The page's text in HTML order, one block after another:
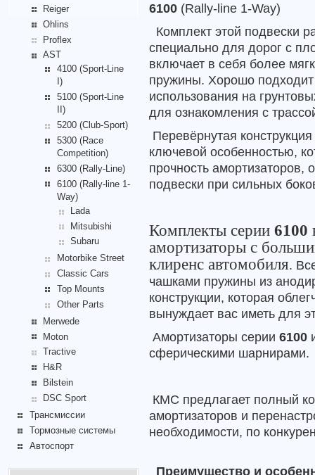
Reiger
Ohlins
Proflex
AST
4100 (Sport-Line
I)
5100 (Sport-Line
II)
5200 (Club-Sport)
5300 (Race
Competition)
6300 (Rally-Line)
6100 (Rally-line 1-
Way)
Lada
Mitsubishi
Subaru
Motorbike Street
Classic Cars
Top Mounts
Other Parts
Merwede
Moton
Tractive
H&R
Bilstein
DSC Sport
Трансмиссии
Тормозные системы
Автоспорт
6100 (Rally-line 1-Way)
Комплект этой подвески
специально для дорог с
включает в себя более
пружины. Хорошо
использования на
для ознакомления с
Перевёрнутая
ключевой особенностью,
прочность амортизаторов,
подвески при сильных
Комплекты серии 6100
амортизаторы с
клиренс автомобиля.
чашками пружины из
конструкции, которая
вынуждает вас иметь для
Амортизаторы серии 6100
сферическими шарнирами.
КМС предлагает полный
амортизаторов и
необходимости, по
Преимущество и